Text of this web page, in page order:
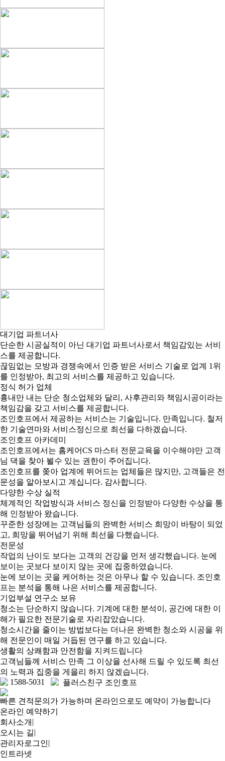
대기업 파트너사
단순한 시공실적이 아닌 대기업 파트너사로서 책임감있는 서비
스를 제공합니다.
끊임없는 모방과 경쟁속에서 인증 받은 서비스 기술로 업계 1위
를 인정받아, 최고의 서비스를 제공하고 있습니다.
정식 허가 업체
흉내만 내는 단순 청소업체와 달리, 사후관리와 책임시공이라는
책임감을 갖고 서비스를 제공합니다.
조인호프에서 제공하는 서비스는 기술입니다. 만족입니다. 철저
한 기술연마와 서비스정신으로 최선을 다하겠습니다.
조인호프 아카데미
조인호프에서는 홈케어CS 마스터 전문교육을 이수해야만 고객
님 댁을 찾아 뵐수 있는 권한이 주어집니다.
조인호프를 쫒아 업계에 뛰어드는 업체들은 많지만, 고객들은 전
문성을 알아보시고 계십니다. 감사합니다.
다양한 수상 실적
체계적인 작업방식과 서비스 정신을 인정받아 다양한 수상을 통
해 인정받아 왔습니다.
꾸준한 성장에는 고객님들의 완벽한 서비스 희망이 바탕이 되었
고, 희망을 뛰어넘기 위해 최선을 다했습니다.
전문성
작업의 난이도 보다는 고객의 건강을 먼저 생각했습니다. 눈에
보이는 곳보다 보이지 않는 곳에 집중하였습니다.
눈에 보이는 곳을 케어하는 것은 아무나 할 수 있습니다. 조인호
프는 분석을 통해 나은 서비스를 제공합니다.
기업부설 연구소 보유
청소는 단순하지 않습니다. 기계에 대한 분석이, 공간에 대한 이
해가 필요한 전문기술로 자리잡았습니다.
청소시간을 줄이는 방법보다는 더나은 완벽한 청소와 시공을 위
해 전문인이 매일 거듭된 연구를 하고 있습니다.
생활의 상쾌함과 안전함을 지켜드립니다
고객님들께 서비스 만족 그 이상을 선사해 드릴 수 있도록 최선
의 노력과 집중을 게을리 하지 않겠습니다.
1588-5031
플러스친구 조인호프
빠른 견적문의가 가능하며 온라인으로도 예약이 가능합니다
온라인 예약하기
회사소개 |
오시는 길|
관리자로그인|
인트라넷